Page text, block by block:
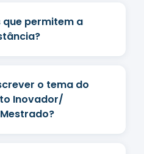
que permitem a
o tema do
Inovador/